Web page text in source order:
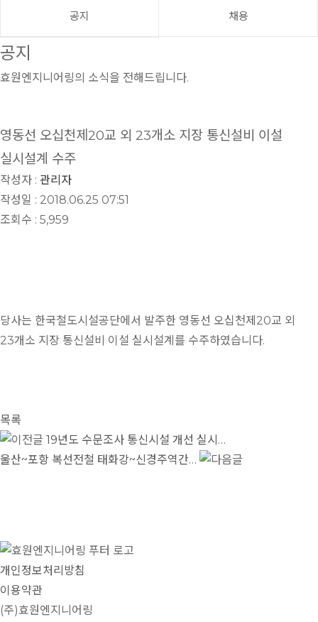
공지 채용
공지
효원엔지니어링의 소식을 전해드립니다.
영동선 오십천제20교 외 23개소 지장 통신설비 이설
실시설계 수주
작성자 : 관리자
작성일 : 2018.06.25 07:51
조회수 : 5,959
당사는 한국철도시설공단에서 발주한 영동선 오십천제20교 외
23개소 지장 통신설비 이설 실시설계를 수주하였습니다.
목록
19년도 수문조사 통신시설 개선 실시…
울산~포항 복선전철 태화강~신경주역간…
개인정보처리방침
이용약관
(주)효원엔지니어링